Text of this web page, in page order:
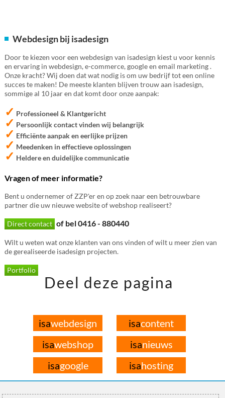
Webdesign bij isadesign
Door te kiezen voor een webdesign van isadesign kiest u voor kennis
en ervaring in webdesign, e-commerce, google en email marketing .
Onze kracht? Wij doen dat wat nodig is om uw bedrijf tot een online
succes te maken! De meeste klanten blijven trouw aan isadesign,
sommige al 10 jaar en dat komt door onze aanpak:
✓ Professioneel & Klantgericht
✓ Persoonlijk contact vinden wij belangrijk
✓ Efficiënte aanpak en eerlijke prijzen
✓ Meedenken in effectieve oplossingen
✓ Heldere en duidelijke communicatie
Vragen of meer informatie?
Bent u ondernemer of ZZP'er en op zoek naar een betrouwbare
partner die uw nieuwe website of webshop realiseert?
Direct contact of bel 0416 - 880440
Wilt u weten wat onze klanten van ons vinden of wilt u meer zien van
de gerealiseerde isadesign projecten.
Portfolio
Deel deze pagina
isawebdesign isacontent
isawebshop isanieuws
isagoogle isahosting